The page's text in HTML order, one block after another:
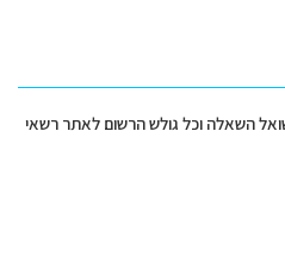
השאלה וכל גולש הרשום לאתר רשאי